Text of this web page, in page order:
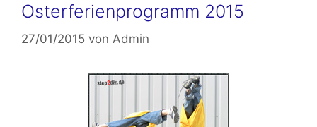
Osterferienprogramm 2015
27/01/2015 von Admin